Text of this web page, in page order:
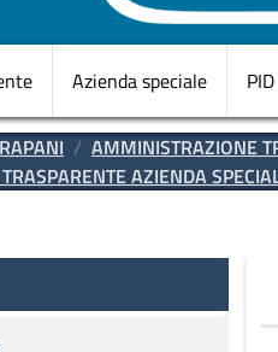
Azienda speciale PID
AMMINISTRAZIONE
AZIENDA
Trasparente